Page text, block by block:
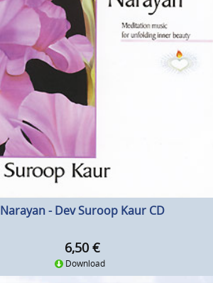
Narayan - Dev Suroop Kaur CD
6,50 €
Download